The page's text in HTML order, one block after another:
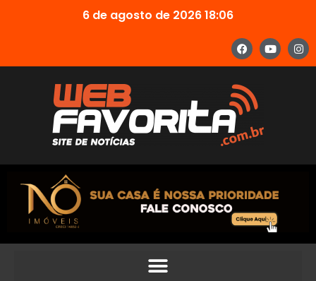
6 de agosto de 2026 18:06